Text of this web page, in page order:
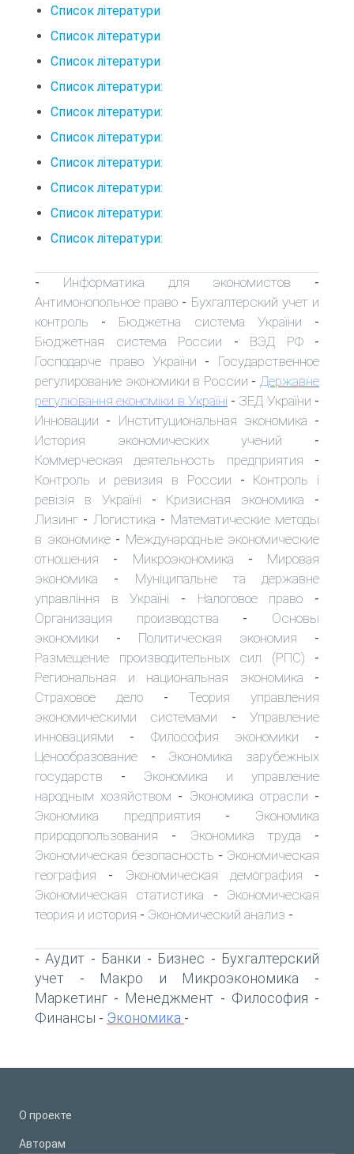
Список літератури
Список літератури
Список літератури
Список літератури:
Список літератури:
Список літератури:
Список літератури:
Список літератури:
Список літератури:
Список літератури:
- Информатика для экономистов -
Антимонопольное право - Бухгалтерский учет и
контроль - Бюджетна система України -
Бюджетная система России - ВЭД РФ-
Господарче право України - Государственное
регулирование экономики в России - Державне
регулювання економіки в Україні - ЗЕД України -
Инновации - Институциональная экономика -
История экономических учений -
Коммерческая деятельность предприятия -
Контроль и ревизия в России - Контроль і
ревізія в Україні - Кризисная экономика -
Лизинг - Логистика - Математические методы
в экономике - Международные экономические
отношения - Микроэкономика - Мировая
экономика - Муніципальне та державне
управління в Україні - Налоговое право -
Организация производства - Основы
экономики - Политическая экономия -
Размещение производительных сил (РПС) -
Региональная и национальная экономика -
Страховое дело- Теория управления
экономическими системами -Управление
инновациями - Философия экономики -
Ценообразование - Экономика зарубежных
государств - Экономика и управление
народным хозяйством - Экономика отрасли -
Экономика предприятия - Экономика
природопользования - Экономика труда -
Экономическая безопасность - Экономическая
география - Экономическая демография -
Экономическая статистика - Экономическая
теория и история - Экономический анализ -
-Аудит - Банки - Бизнес - Бухгалтерский
учет - Макро и Микроэкономика -
Маркетинг - Менеджмент - Философия -
Финансы - Экономика -
О проекте
Авторам